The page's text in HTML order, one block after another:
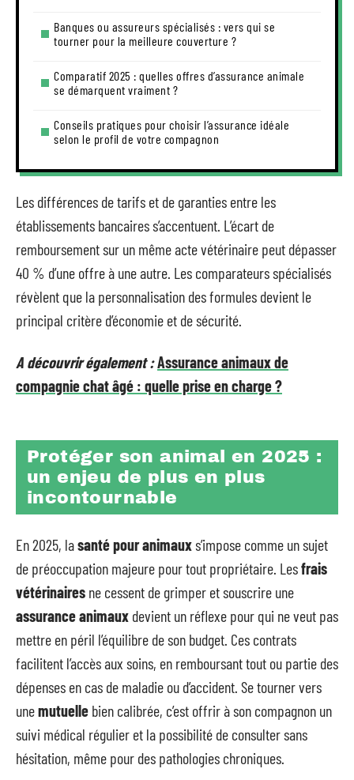
Banques ou assureurs spécialisés : vers qui se
tourner pour la meilleure couverture ?
Comparatif 2025 : quelles offres d’assurance animale
se démarquent vraiment ?
Conseils pratiques pour choisir l’assurance idéale
selon le profil de votre compagnon
Les différences de tarifs et de garanties entre les
établissements bancaires s’accentuent. L’écart de
remboursement sur un même acte vétérinaire peut dépasser
40 % d’une offre à une autre. Les comparateurs spécialisés
révèlent que la personnalisation des formules devient le
principal critère d’économie et de sécurité.
A découvrir également :Assurance animaux de
compagnie chat âgé : quelle prise en charge ?
Protéger son animal en 2025 :
un enjeu de plus en plus
incontournable
En 2025, lasanté pour animauxs’impose comme un sujet
de préoccupation majeure pour tout propriétaire. Lesfrais
vétérinaires ne cessent de grimper et souscrire une
assurance animaux devient un réflexe pour qui ne veut pas
mettre en péril l’équilibre de son budget. Ces contrats
facilitent l’accès aux soins, en remboursant tout ou partie des
dépenses en cas de maladie ou d’accident. Se tourner vers
unemutuelle bien calibrée, c’est offrir à son compagnon un
suivi médical régulier et la possibilité de consulter sans
hésitation, même pour des pathologies chroniques.